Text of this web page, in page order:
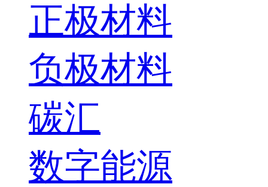
正极材料
负极材料
碳汇
数字能源